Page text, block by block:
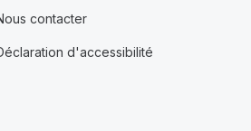
contacter
d'accessibilité